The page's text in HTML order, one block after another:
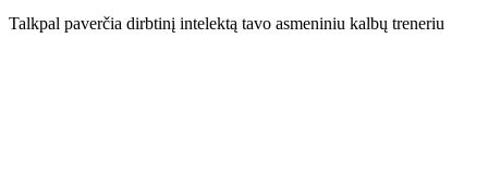
Talkpal paverčia dirbtinį intelektą tavo asmeniniu kalbų treneriu